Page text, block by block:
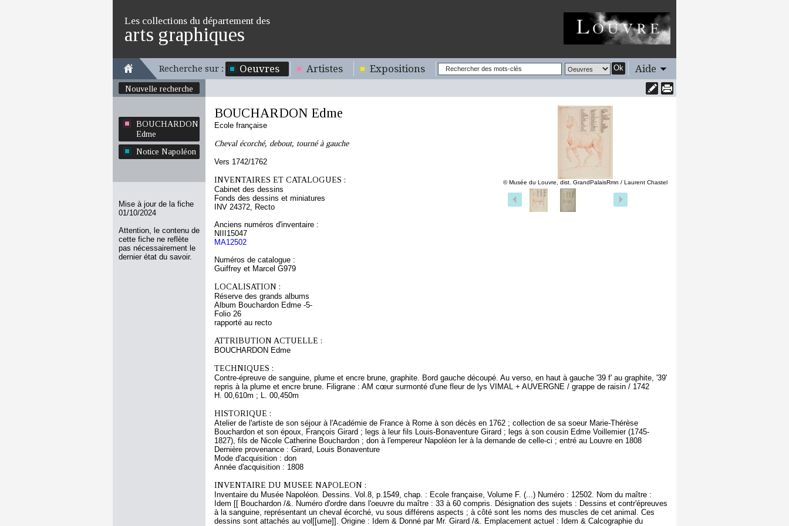
Les collections du département des
arts graphiques
Recherche sur : Oeuvres Artistes Expositions Ok Aide
Nouvelle recherche
BOUCHARDON
Edme
Notice Napoléon
Mise à jour de la fiche
01/10/2024
Attention, le contenu de
cette fiche ne reflète
pas nécessairement le
dernier état du savoir.
© Musée du Louvre, dist. GrandPalaisRmn / Laurent Chastel
BOUCHARDON Edme
Ecole française
Cheval écorché, debout, tourné à gauche
Vers 1742/1762
INVENTAIRES ET CATALOGUES :
Cabinet des dessins
Fonds des dessins et miniatures
INV 24372, Recto
Anciens numéros d'inventaire :
NIII15047
MA12502
Numéros de catalogue :
Guiffrey et Marcel G979
LOCALISATION :
Réserve des grands albums
Album Bouchardon Edme -5-
Folio 26
rapporté au recto
ATTRIBUTION ACTUELLE :
BOUCHARDON Edme
TECHNIQUES :
Contre-épreuve de sanguine, plume et encre brune, graphite. Bord gauche découpé. Au verso, en haut à gauche '39 f' au graphite, '39'
repris à la plume et encre brune. Filigrane : AM cœur surmonté d'une fleur de lys VIMAL + AUVERGNE / grappe de raisin / 1742
H. 00,610m ; L. 00,450m
HISTORIQUE :
Atelier de l'artiste de son séjour à l'Académie de France à Rome à son décès en 1762 ; collection de sa soeur Marie-Thérèse
Bouchardon et son époux, François Girard ; legs à leur fils Louis-Bonaventure Girard ; legs à son cousin Edme Voillemier (1745-
1827), fils de Nicole Catherine Bouchardon ; don à l'empereur Napoléon Ier à la demande de celle-ci ; entré au Louvre en 1808
Dernière provenance : Girard, Louis Bonaventure
Mode d'acquisition : don
Année d'acquisition : 1808
INVENTAIRE DU MUSEE NAPOLEON :
Inventaire du Musée Napoléon. Dessins. Vol.8, p.1549, chap. : Ecole française, Volume F. (...) Numéro : 12502. Nom du maître :
Idem [[ Bouchardon /&. Numéro d'ordre dans l'oeuvre du maître : 33 à 60 compris. Désignation des sujets : Dessins et contr'épreuves
à la sanguine, représentant un cheval écorché, vu sous différens aspects ; à côté sont les noms des muscles de cet animal. Ces
dessins sont attachés au vol[[ume]]. Origine : Idem & Donné par Mr. Girard /&. Emplacement actuel : Idem & Calcographie du